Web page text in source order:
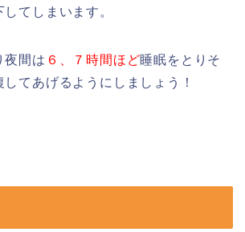
てしまいます。
夜間は ６、７時間ほど睡眠をとりそ
てあげるようにしましょう！